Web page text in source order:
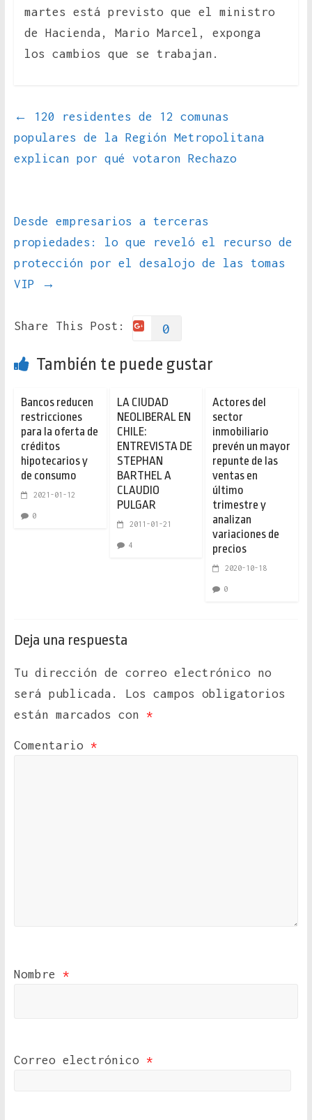
martes está previsto que el ministro
de Hacienda, Mario Marcel, exponga
los cambios que se trabajan.
←
120 residentes de 12 comunas
populares de la Región Metropolitana
explican por qué votaron Rechazo
Desde empresarios a terceras
propiedades: lo que reveló el recurso de
protección por el desalojo de las tomas
VIP
→
Share This Post: 0
También te puede gustar
Bancos reducen
restricciones
para la oferta de
créditos
hipotecarios y
de consumo
2021-01-12
0
LA CIUDAD
NEOLIBERAL EN
CHILE:
ENTREVISTA DE
STEPHAN
BARTHEL A
CLAUDIO
PULGAR
2011-01-21
4
Actores del
sector
inmobiliario
prevén un mayor
repunte de las
ventas en
último
trimestre y
analizan
variaciones de
precios
2020-10-18
0
Deja una respuesta
Tu dirección de correo electrónico no
será publicada.
Los campos obligatorios
están marcados con *
Comentario *
Nombre *
Correo electrónico *